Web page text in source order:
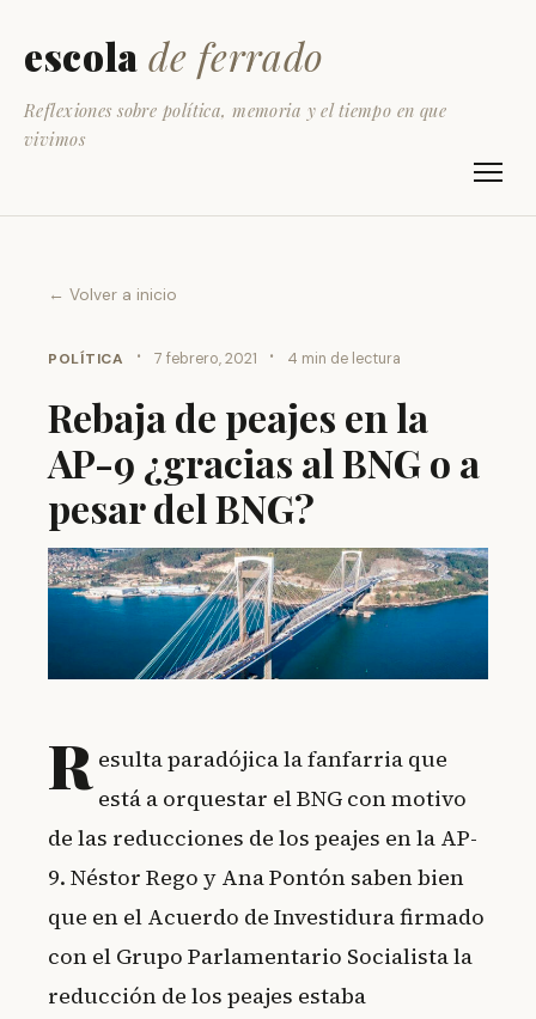
escola de ferrado
Reflexiones sobre política, memoria y el tiempo en que
vivimos
← Volver a inicio
POLÍTICA · 7 febrero, 2021 · 4 min de lectura
Rebaja de peajes en la
AP-9 ¿gracias al BNG o a
pesar del BNG?
R esulta paradójica la fanfarria que
está a orquestar el BNG con motivo
de las reducciones de los peajes en la AP-
9. Néstor Rego y Ana Pontón saben bien
que en el Acuerdo de Investidura firmado
con el Grupo Parlamentario Socialista la
reducción de los peajes estaba